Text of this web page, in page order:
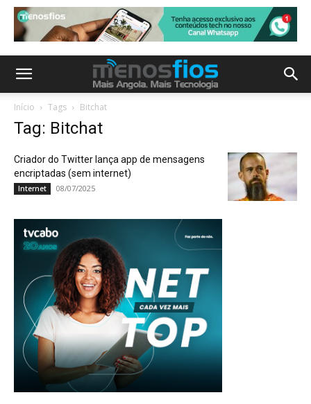
Início Tags Bitchat
Tag: Bitchat
Criador do Twitter lança app de mensagens
encriptadas (sem internet)
Internet 08/07/2025